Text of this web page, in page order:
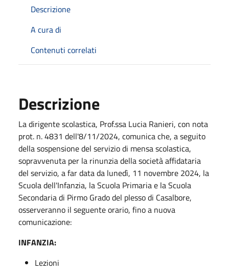
Descrizione
A cura di
Contenuti correlati
Descrizione
La dirigente scolastica, Prof.ssa Lucia Ranieri, con nota
prot. n. 4831 dell'8/11/2024, comunica che, a seguito
della sospensione del servizio di mensa scolastica,
sopravvenuta per la rinunzia della società affidataria
del servizio, a far data da lunedì, 11 novembre 2024, la
Scuola dell'Infanzia, la Scuola Primaria e la Scuola
Secondaria di Pirmo Grado del plesso di Casalbore,
osserveranno il seguente orario, fino a nuova
comunicazione:
INFANZIA:
Lezioni